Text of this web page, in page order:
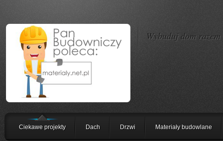
Wybuduj dom
Ciekawe projekty Dach Drzwi Materiały budowlane